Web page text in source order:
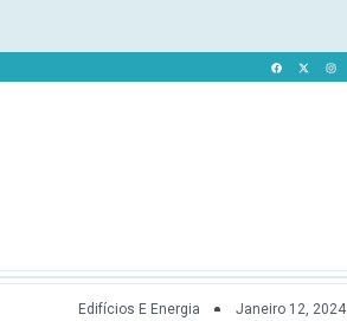
Edifícios E Energia Janeiro 12, 2024